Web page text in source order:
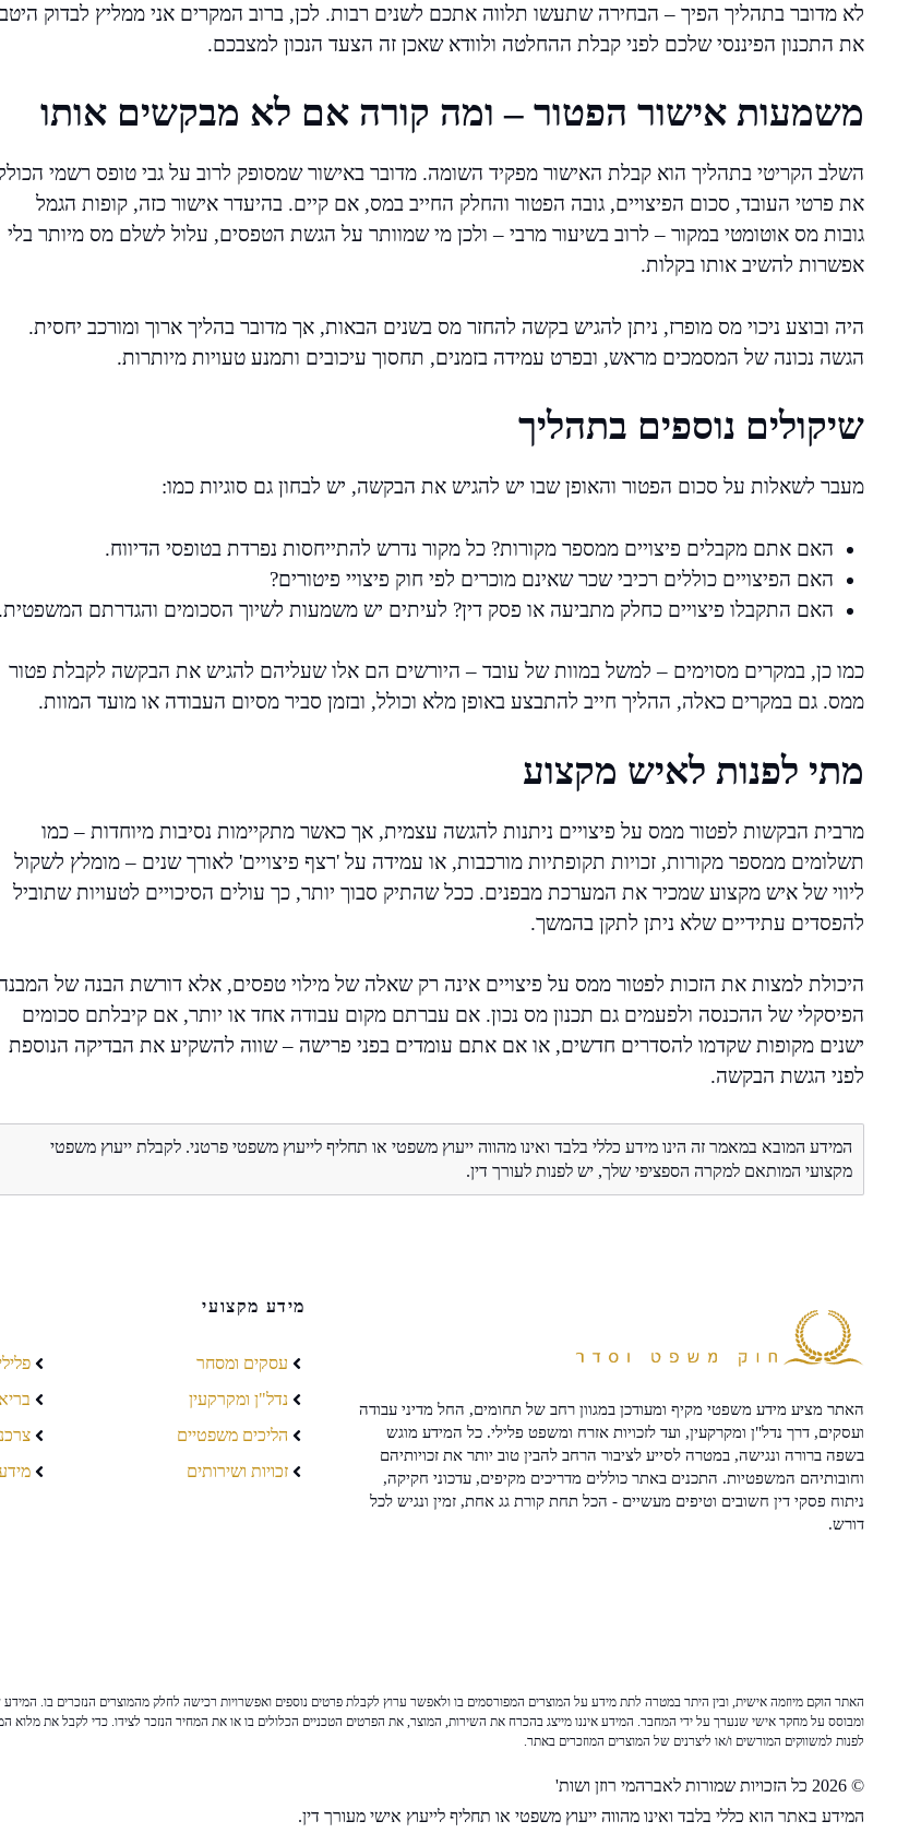
לא מדובר בתהליך הפיך – הבחירה שתעשו תלווה אתכם לשנים רבות. לכן, ברוב המקרים אני ממליץ לבדוק היטב
את התכנון הפיננסי שלכם לפני קבלת ההחלטה ולוודא שאכן זה הצעד הנכון למצבכם.
משמעות אישור הפטור – ומה קורה אם לא מבקשים אותו
השלב הקריטי בתהליך הוא קבלת האישור מפקיד השומה. מדובר באישור שמסופק לרוב על גבי טופס רשמי
את פרטי העובד, סכום הפיצויים, גובה הפטור והחלק החייב במס, אם קיים. בהיעדר אישור כזה, קופות הגמל
גובות מס אוטומטי במקור – לרוב בשיעור מרבי – ולכן מי שמוותר על הגשת הטפסים, עלול לשלם מס מיותר בלי
אפשרות להשיב אותו בקלות.
היה ובוצע ניכוי מס מופרז, ניתן להגיש בקשה להחזר מס בשנים הבאות, אך מדובר בהליך ארוך ומורכב יחסית.
הגשה נכונה של המסמכים מראש, ובפרט עמידה בזמנים, תחסוך עיכובים ותמנע טעויות מיותרות.
שיקולים נוספים בתהליך
מעבר לשאלות על סכום הפטור והאופן שבו יש להגיש את הבקשה, יש לבחון גם סוגיות כמו:
האם אתם מקבלים פיצויים ממספר מקורות? כל מקור נדרש להתייחסות נפרדת בטופסי הדיווח.
האם הפיצויים כוללים רכיבי שכר שאינם מוכרים לפי חוק פיצויי פיטורים?
האם התקבלו פיצויים כחלק מתביעה או פסק דין? לעיתים יש משמעות לשיוך הסכומים והגדרתם המשפטית.
כמו כן, במקרים מסוימים – למשל במוות של עובד – היורשים הם אלו שעליהם להגיש את הבקשה לקבלת פטור
ממס. גם במקרים כאלה, ההליך חייב להתבצע באופן מלא וכולל, ובזמן סביר מסיום העבודה או מועד המוות.
מתי לפנות לאיש מקצוע
מרבית הבקשות לפטור ממס על פיצויים ניתנות להגשה עצמית, אך כאשר מתקיימות נסיבות מיוחדות – כמו
תשלומים ממספר מקורות, זכויות תקופתיות מורכבות, או עמידה על 'רצף פיצויים' לאורך שנים – מומלץ לשקול
ליווי של איש מקצוע שמכיר את המערכת מבפנים. ככל שהתיק סבוך יותר, כך עולים הסיכויים לטעויות שתוביל
להפסדים עתידיים שלא ניתן לתקן בהמשך.
היכולת למצות את הזכות לפטור ממס על פיצויים אינה רק שאלה של מילוי טפסים, אלא דורשת הבנה של
הפיסקלי של ההכנסה ולפעמים גם תכנון מס נכון. אם עברתם מקום עבודה אחד או יותר, אם קיבלתם סכומים
ישנים מקופות שקדמו להסדרים חדשים, או אם אתם עומדים בפני פרישה – שווה להשקיע את הבדיקה הנוספת
לפני הגשת הבקשה.
המידע המובא במאמר זה הינו מידע כללי בלבד ואינו מהווה ייעוץ משפטי או תחליף לייעוץ משפטי פרטני. לקבלת ייעוץ משפטי
מקצועי המותאם למקרה הספציפי שלך, יש לפנות לעורך דין.
האתר מציע מידע משפטי מקיף ומעודכן במגוון רחב של תחומים, החל מדיני עבודה
ועסקים, דרך נדל"ן ומקרקעין, ועד לזכויות אזרח ומשפט פלילי. כל המידע מוגש
בשפה ברורה ונגישה, במטרה לסייע לציבור הרחב להבין טוב יותר את זכויותיהם
וחובותיהם המשפטיות. התכנים באתר כוללים מדריכים מקיפים, עדכוני חקיקה,
ניתוח פסקי דין חשובים וטיפים מעשיים - הכל תחת קורת גג אחת, זמין ונגיש לכל
דורש.
מידע מקצועי
עסקים ומסחר
נדל"ן ומקרקעין
הליכים משפטיים
זכויות ושירותים
האתר הוקם מיוזמה אישית, ובין היתר במטרה לתת מידע על המוצרים המפורסמים בו ולאפשר ערוץ לקבלת פרטים נוספים ואפשרויות רכישה לחלק מהמוצרים הנזכרים בו. המידע
ומבוסס על מחקר אישי שנערך על ידי המחבר. המידע איננו מייצג בהכרח את השירות, המוצר, את הפרטים הטכניים הכלולים בו או את המחיר הנזכר לצידו. כדי לקבל את מלוא
לפנות למשווקים המורשים ו/או ליצרנים של המוצרים המוזכרים באתר.
© 2026 כל הזכויות שמורות לאברהמי רוזן ושות'
המידע באתר הוא כללי בלבד ואינו מהווה ייעוץ משפטי או תחליף לייעוץ אישי מעורך דין.